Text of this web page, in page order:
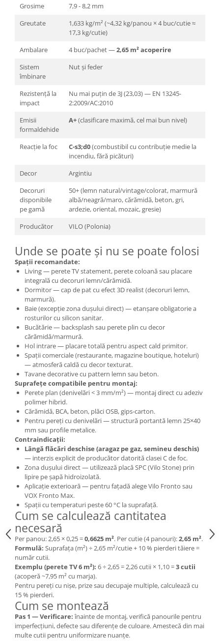
Grosime
7,9 - 8,2 mm
Greutate
1,633 kg/m² (~4,32 kg/panou × 4 buc/cutie ≈
17,3 kg/cutie)
Ambalare
4 buc/pachet —2,65 m² acoperire
Sistem
îmbinare
Nut și feder
Rezistență la
impact
Nu mai puțin de 3J (23,03) — EN 13245-
2:2009/AC:2010
Emisii
formaldehide
A+(clasificare maximă, cel mai bun nivel)
Reacție la foc C-s3;d0(combustibil cu contribuție medie la
incendiu, fără picături)
Decor
Argintiu
Decoruri
disponibile
pe gamă
50+ (lemn natural/vintage/colorat, marmură
albă/neagră/maro, cărămidă, beton, gri,
ardezie, oriental, mozaic, gresie)
Producător
VILO (Polonia)
Unde se poate și nu se poate folosi
Spații recomandate:
Living — perete TV statement, perete coloană sau placare
integrală cu decoruri lemn/cărămidă.
Dormitor — cap de pat cu efect 3D realist (decoruri lemn,
marmură).
Baie (excepție zona dușului direct) — etanșare obligatorie a
rosturilor cu silicon sanitar.
Bucătărie — backsplash sau perete plin cu decor
cărămidă/marmură.
Hol intrare — placare totală pentru aspect cald primitor.
Spații comerciale (restaurante, magazine boutique, hoteluri)
— atmosferă caldă cu decor texturat.
Tavane decorative cu pattern lemn sau beton.
Suprafețe compatibile pentru montaj:
Perete plan (denivelări < 3 mm/m²) — montaj direct cu adeziv
polimer hibrid.
Cărămidă, BCA, beton, plăci OSB, gips-carton.
Pentru pereți cu denivelări — structură portantă lemn 25×40
mm sau profile metalice.
Contraindicații:
Lângă flăcări deschise (aragaz pe gaz, semineu deschis)
— interzis explicit de producător datorită clasei C de foc.
Zona dușului direct — utilizează placă SPC (Vilo Stone) prin
lipire pe șapă hidroizolată.
Aplicație exterioară — pentru fațadă alege Vilo Fronto sau
VOX Fronto Max.
Spații cu temperaturi peste 60 °C la suprafață.
Cum se calculează cantitatea
necesară
Per panou: 2,65 × 0,25 =0,6625 m². Per cutie (4 panouri):2,65 m².
Formulă: Suprafața (m²) ÷ 2,65 m²/cutie + 10 % pierderi tăiere =
număr cutii.
Exemplu (perete TV 6 m²): 6 ÷ 2,65 = 2,26 cutii × 1,10 =3 cutii
(acoperă ~7,95 m² cu marja).
Pentru pereți cu nișe, prize sau decupaje multiple, calculează cu
15 % pierderi.
Cum se montează
Pas 1 — Verificare:înainte de montaj, verifică panourile pentru
imperfecțiuni, defecte sau diferențe de culoare. Amestecă din mai
multe cutii pentru uniformizare nuanțe.